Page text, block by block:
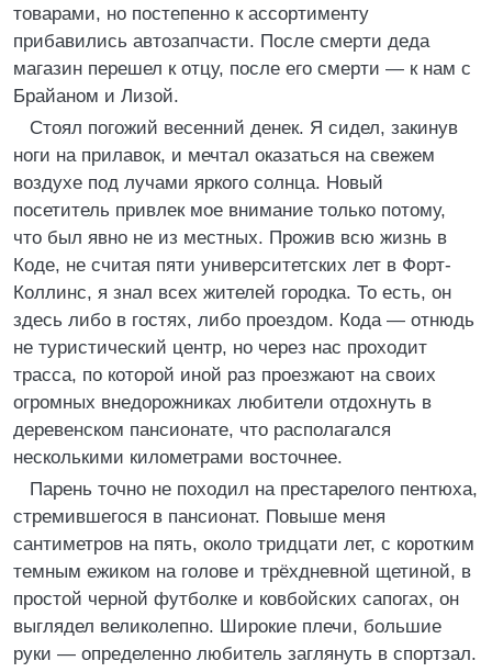
товарами, но постепенно к ассортименту
прибавились автозапчасти. После смерти деда
магазин перешел к отцу, после его смерти — к нам с
Брайаном и Лизой.
Стоял погожий весенний денек. Я сидел, закинув
ноги на прилавок, и мечтал оказаться на свежем
воздухе под лучами яркого солнца. Новый
посетитель привлек мое внимание только потому,
что был явно не из местных. Прожив всю жизнь в
Коде, не считая пяти университетских лет в Форт-
Коллинс, я знал всех жителей городка. То есть, он
здесь либо в гостях, либо проездом. Кода — отнюдь
не туристический центр, но через нас проходит
трасса, по которой иной раз проезжают на своих
огромных внедорожниках любители отдохнуть в
деревенском пансионате, что располагался
несколькими километрами восточнее.
Парень точно не походил на престарелого пентюха,
стремившегося в пансионат. Повыше меня
сантиметров на пять, около тридцати лет, с коротким
темным ежиком на голове и трёхдневной щетиной, в
простой черной футболке и ковбойских сапогах, он
выглядел великолепно. Широкие плечи, большие
руки — определенно любитель заглянуть в спортзал.